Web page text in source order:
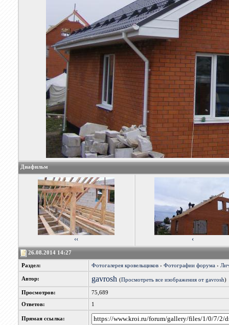
Диафильм
‹‹ ‹
26.08.2014 14:27
Раздел: Фотогалерея кровельщиков› Фотографии форума›
Автор: gavrosh (Просмотреть все изображения от gavrosh)
Просмотров: 75,689
Ответов: 1
Прямая ссылка: